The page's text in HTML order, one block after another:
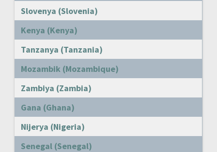
Slovenya (Slovenia)
Kenya (Kenya)
Tanzanya (Tanzania)
Mozambik (Mozambique)
Zambiya (Zambia)
Gana (Ghana)
Nijerya (Nigeria)
Senegal (Senegal)